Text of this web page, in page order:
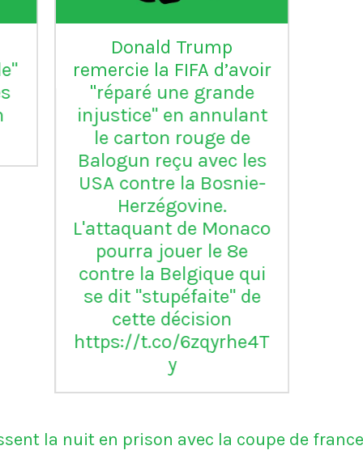
L'Inter Milan est le seul
club italien qui n'a
jamais été relégué en
Serie B